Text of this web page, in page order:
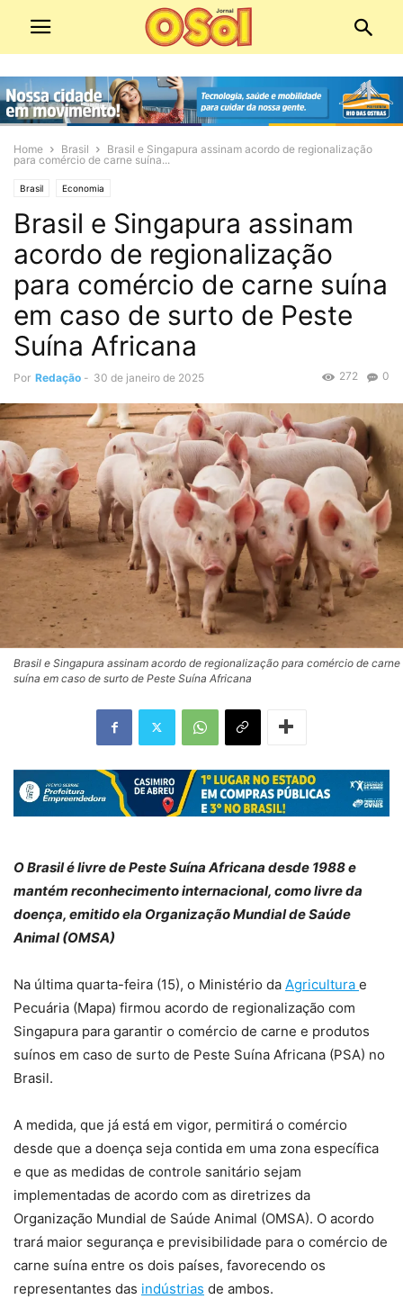
Home Brasil
Brasil e Singapura assinam acordo de regionalização
para comércio de carne suína...
Brasil Economia
Brasil e Singapura assinam
acordo de regionalização
para comércio de carne suína
em caso de surto de Peste
Suína Africana
Por Redação - 30 de janeiro de 2025 0
272
Brasil e Singapura assinam acordo de regionalização para comércio de carne
suína em caso de surto de Peste Suína Africana
O Brasil é livre de Peste Suína Africana desde 1988 e
mantém reconhecimento internacional, como livre da
doença, emitido ela Organização Mundial de Saúde
Animal (OMSA)
Na última quarta-feira (15), o Ministério da Agricultura e
Pecuária (Mapa) firmou acordo de regionalização com
Singapura para garantir o comércio de carne e produtos
suínos em caso de surto de Peste Suína Africana (PSA) no
Brasil.
A medida, que já está em vigor, permitirá o comércio
desde que a doença seja contida em uma zona específica
e que as medidas de controle sanitário sejam
implementadas de acordo com as diretrizes da
Organização Mundial de Saúde Animal (OMSA). O acordo
trará maior segurança e previsibilidade para o comércio de
carne suína entre os dois países, favorecendo os
representantes das indústrias de ambos.